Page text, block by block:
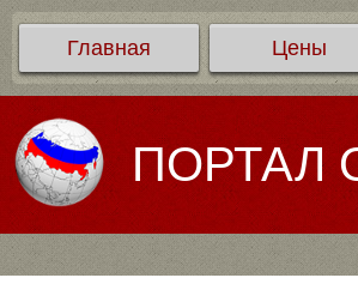
Главная Цены
ПОРТАЛ